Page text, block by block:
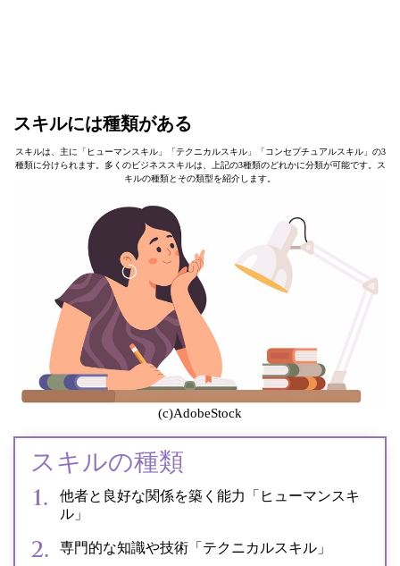
スキルには種類がある
スキルは、主に「ヒューマンスキル」「テクニカルスキル」「コンセプチュアルスキル」の3
種類に分けられます。多くのビジネススキルは、上記の3種類のどれかに分類が可能です。ス
キルの種類とその類型を紹介します。
(c)AdobeStock
スキルの種類
他者と良好な関係を築く能力「ヒューマンスキ
ル」
専門的な知識や技術「テクニカルスキル」